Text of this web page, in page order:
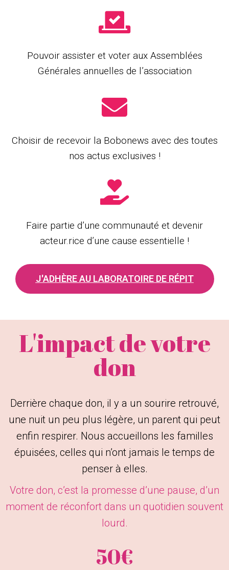
Pouvoir assister et voter aux Assemblées
Générales annuelles de l’association
Choisir de recevoir la Bobonews avec des toutes
nos actus exclusives !
Faire partie d’une communauté et devenir
acteur.rice d’une cause essentielle !
J'ADHÈRE AU LABORATOIRE DE RÉPIT
L'impact de votre
don
Derrière chaque don, il y a un sourire retrouvé,
une nuit un peu plus légère, un parent qui peut
enfin respirer. Nous accueillons les familles
épuisées, celles qui n’ont jamais le temps de
penser à elles.
Votre don, c’est la promesse d’une pause, d’un
moment de réconfort dans un quotidien souvent
lourd.
50€